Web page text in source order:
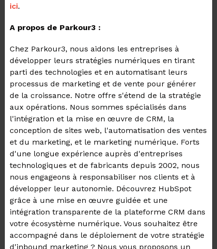
ici.
A propos de Parkour3 :
Chez Parkour3, nous aidons les entreprises à
développer leurs stratégies numériques en tirant
parti des technologies et en automatisant leurs
processus de marketing et de vente pour générer
de la croissance. Notre offre s'étend de la stratégie
aux opérations. Nous sommes spécialisés dans
l'intégration et la mise en œuvre de CRM, la
conception de sites web, l'automatisation des ventes
et du marketing, et le marketing numérique. Forts
d'une longue expérience auprès d'entreprises
technologiques et de fabricants depuis 2002, nous
nous engageons à responsabiliser nos clients et à
développer leur autonomie. Découvrez HubSpot
grâce à une mise en œuvre guidée et une
intégration transparente de la plateforme CRM dans
votre écosystème numérique. Vous souhaitez être
accompagné dans le déploiement de votre stratégie
d'inbound marketing ? Nous vous proposons un